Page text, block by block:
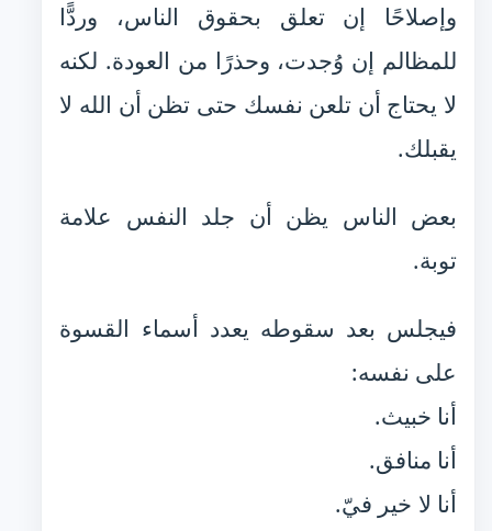
وإصلاحًا إن تعلق بحقوق الناس، وردًّا
للمظالم إن وُجدت، وحذرًا من العودة. لكنه
لا يحتاج أن تلعن نفسك حتى تظن أن الله لا
يقبلك.
بعض الناس يظن أن جلد النفس علامة
توبة.
فيجلس بعد سقوطه يعدد أسماء القسوة
على نفسه:
أنا خبيث.
أنا منافق.
أنا لا خير فيّ.